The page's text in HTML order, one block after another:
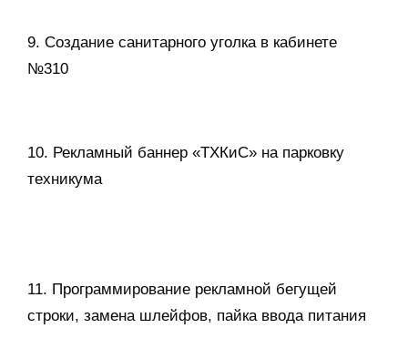
9. Создание санитарного уголка в кабинете
№310
10. Рекламный баннер «ТХКиС» на парковку
техникума
11. Программирование рекламной бегущей
строки, замена шлейфов, пайка ввода питания